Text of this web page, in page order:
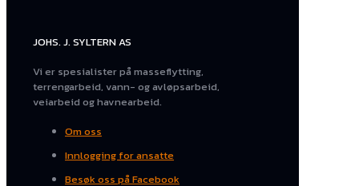
JOHS. J. SYLTERN AS
Vi er spesialister på masseflytting,
terrengarbeid, vann- og avløpsarbeid,
veiarbeid og havnearbeid.
Om oss
Innlogging for ansatte
Besøk oss på Facebook